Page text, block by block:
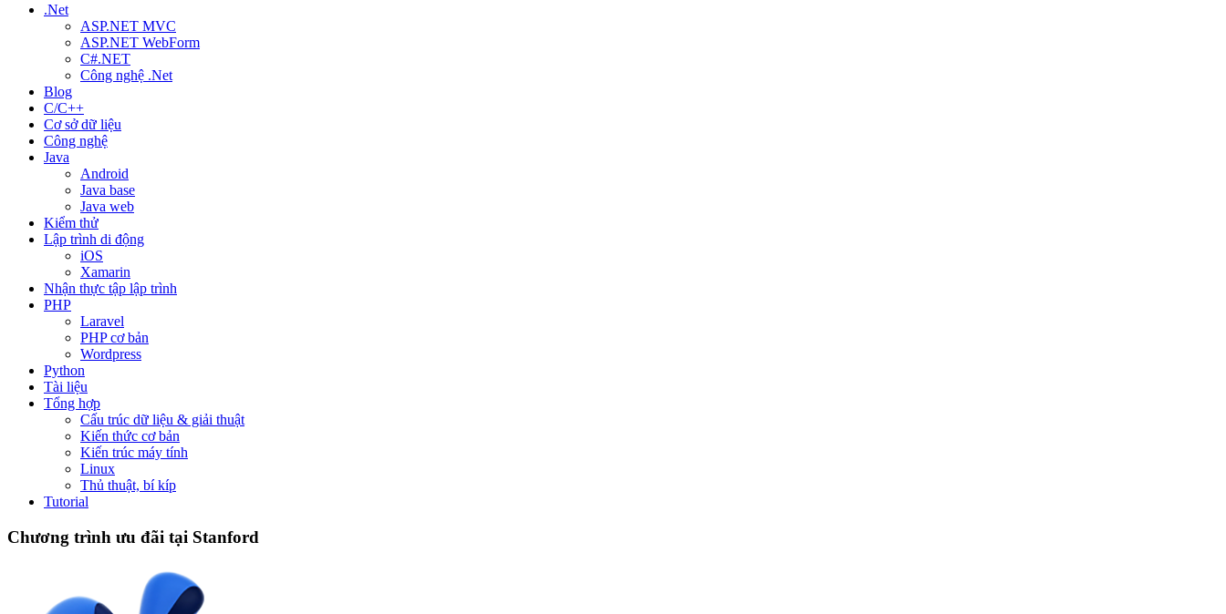
.Net
ASP.NET MVC
ASP.NET WebForm
C#.NET
Công nghệ .Net
Blog
C/C++
Cơ sở dữ liệu
Công nghệ
Java
Android
Java base
Java web
Kiểm thử
Lập trình di động
iOS
Xamarin
Nhận thực tập lập trình
PHP
Laravel
PHP cơ bản
Wordpress
Python
Tài liệu
Tổng hợp
Cấu trúc dữ liệu & giải thuật
Kiến thức cơ bản
Kiến trúc máy tính
Linux
Thủ thuật, bí kíp
Tutorial
Chương trình ưu đãi tại Stanford